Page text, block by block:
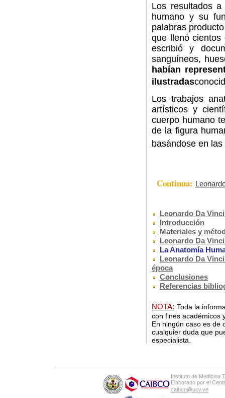
Los resultados
humano y su
palabras
que llenó cientos
escribió y
sanguíneos,
habían
ilustradas
Los trabajos
artísticos y
cuerpo humano
de la figura
basándose en
Continua:
Leonardo Da
Introducción
Materiales y
Leonardo Da
La Anatomía
Leonardo Da
época
Conclusiones
Referencias
NOTA: Toda la
con fines académicos
En ningún caso es de
cualquier duda que
especialista.
Instituto de Medicina
Elaborado por el
caibco@ucv.ve